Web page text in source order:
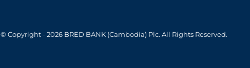
© Copyright - 2026 BRED BANK (Cambodia) Plc. All Rights Reserved.